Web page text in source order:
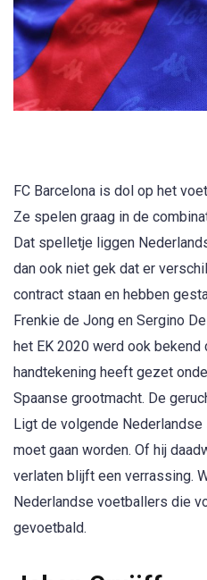
FC Barcelona is dol op het
Ze spelen graag in de
Dat spelletje liggen
dan ook niet gek dat er
contract staan en hebben
Frenkie de Jong en Sergino
het EK 2020 werd ook
handtekening heeft gezet
Spaanse grootmacht. De
Ligt de volgende Nederlandse
moet gaan worden. Of hij
verlaten blijft een verrassing.
Nederlandse voetballers die
gevoetbald.